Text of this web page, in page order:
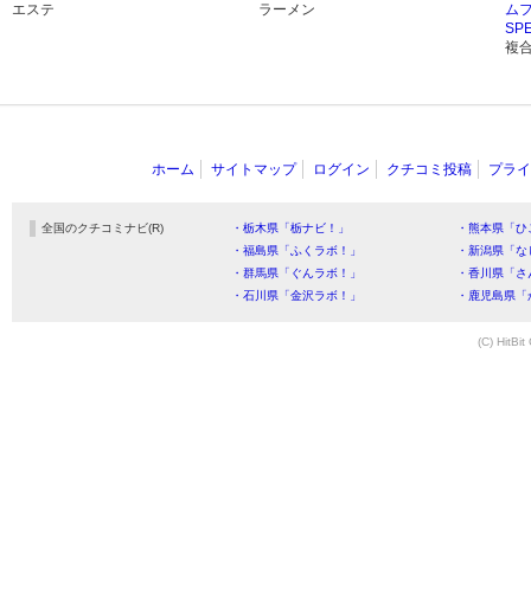
エステ
ラーメン
ム
複
ホーム サイトマップ ログイン クチコミ投稿 プラ
全国のクチコミナビ(R) ・栃木県「栃ナビ！」
・熊本県「
・福島県「ふくラボ！」
・新潟県「
・群馬県「ぐんラボ！」
・香川県「
・石川県「金沢ラボ！」
・鹿児島県
(C) HitBit